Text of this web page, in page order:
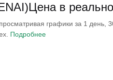
в
графики за 1 день,
Подробнее